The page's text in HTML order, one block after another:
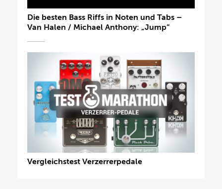
Die besten Bass Riffs in Noten und Tabs –
Van Halen / Michael Anthony: „Jump“
Vergleichstest Verzerrerpedale